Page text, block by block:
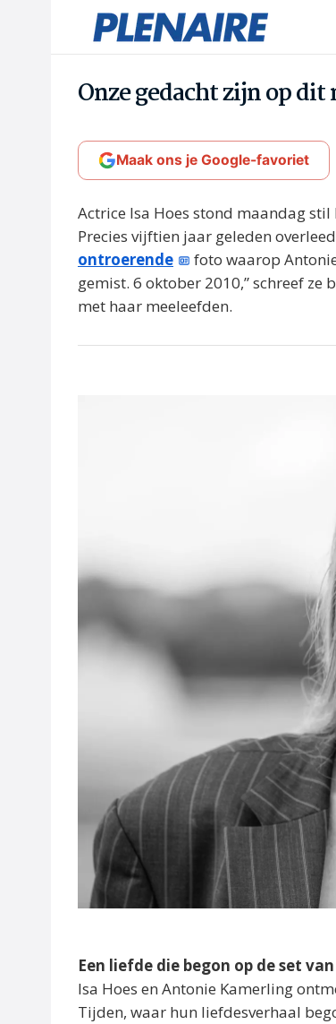
Onze gedacht zijn op
Maak ons je Google-favoriet
Actrice Isa Hoes stond maandag
Precies vijftien jaar geleden
ontroerende
foto waarop
gemist. 6 oktober 2010,” schreef
met haar meeleefden.
Een liefde die begon op de set van
Isa Hoes en Antonie Kamerling
Tijden, waar hun liefdesverhaal